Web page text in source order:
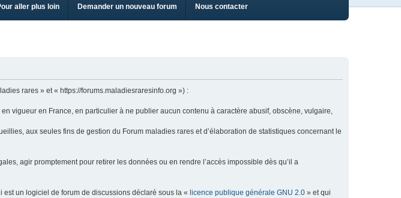
aller plus loin Demander un nouveau forum Nous contacter
rares » et « https://forums.maladiesraresinfo.org ») :
vigueur en France, en particulier à ne publier aucun contenu à caractère abusif, obscène, vulgaire,
aux seules fins de gestion du Forum maladies rares et d’élaboration de statistiques concernant le
agir promptement pour retirer les données ou en rendre l’accès impossible dès qu’il a
un logiciel de forum de discussions déclaré sous la « licence publique générale GNU 2.0 » et qui